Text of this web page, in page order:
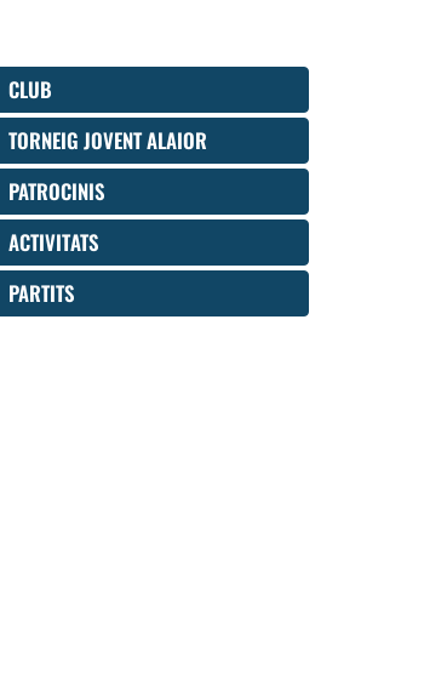
CLUB
TORNEIG JOVENT ALAIOR
PATROCINIS
ACTIVITATS
PARTITS